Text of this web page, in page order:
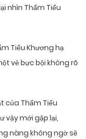
nhìn Thẩm Tiểu
Tiểu Khương hạ
vẻ bực bội không rõ
của Thẩm Tiểu
vậy mới gặp lại,
nàng không ngờ sẽ